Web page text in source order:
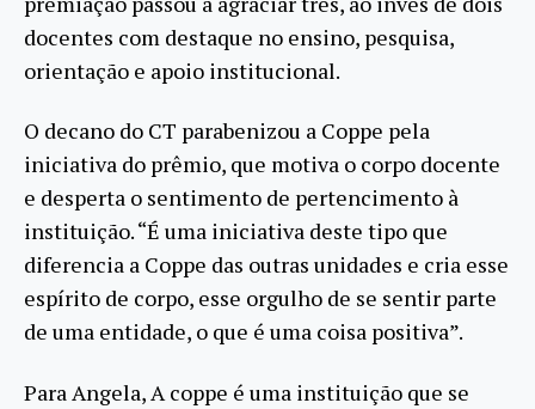
docentes com destaque no ensino, pesquisa,
orientação e apoio institucional.
O decano do CT parabenizou a Coppe pela
iniciativa do prêmio, que motiva o corpo docente
e desperta o sentimento de pertencimento à
instituição. “É uma iniciativa deste tipo que
diferencia a Coppe das outras unidades e cria esse
espírito de corpo, esse orgulho de se sentir parte
de uma entidade, o que é uma coisa positiva”.
Para Angela, A coppe é uma instituição que se